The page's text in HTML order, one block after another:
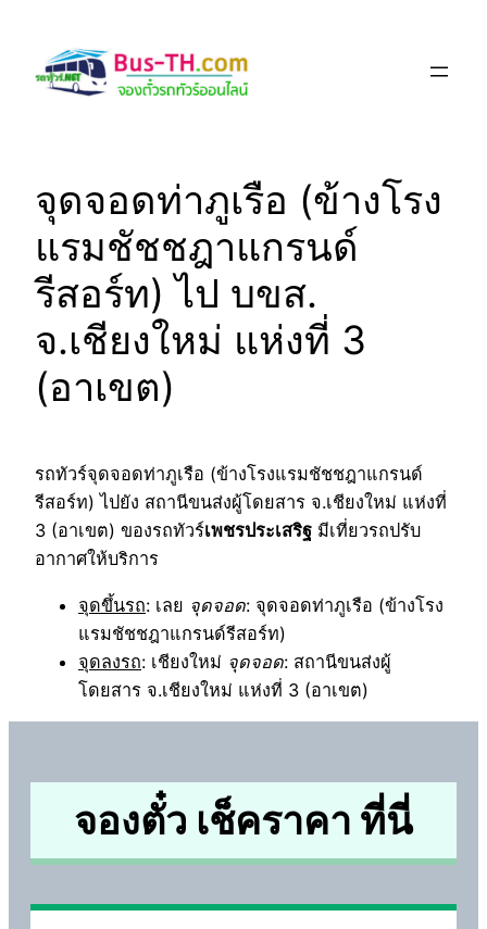
content
จุดจอดท่าภูเรือ (ข้างโรง
แรมชัชชฎาแกรนด์
รีสอร์ท) ไป บขส.
จ.เชียงใหม่ แห่งที่ 3
(อาเขต)
รถทัวร์จุดจอดท่าภูเรือ (ข้างโรงแรมชัชชฎาแกรนด์
รีสอร์ท) ไปยัง สถานีขนส่งผู้โดยสาร จ.เชียงใหม่ แห่งที่
3 (อาเขต) ของรถทัวร์เพชรประเสริฐ มีเที่ยวรถปรับ
อากาศให้บริการ
จุดขึ้นรถ: เลย จุดจอด: จุดจอดท่าภูเรือ (ข้างโรง
แรมชัชชฎาแกรนด์รีสอร์ท)
จุดลงรถ: เชียงใหม่ จุดจอด: สถานีขนส่งผู้
โดยสาร จ.เชียงใหม่ แห่งที่ 3 (อาเขต)
จองตั๋ว เช็คราคา ที่นี่